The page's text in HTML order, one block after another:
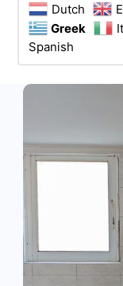
Dutch
Greek
Spanish